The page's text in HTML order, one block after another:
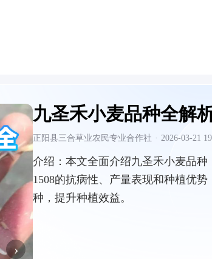
›
九圣禾小麦品种全解
正阳县三合草业农民专业合作社 · 2026-03-21
介绍： 本文全面介绍九圣禾小麦品种
1508的抗病性、产量表现和种植优
种，提升种植效益。